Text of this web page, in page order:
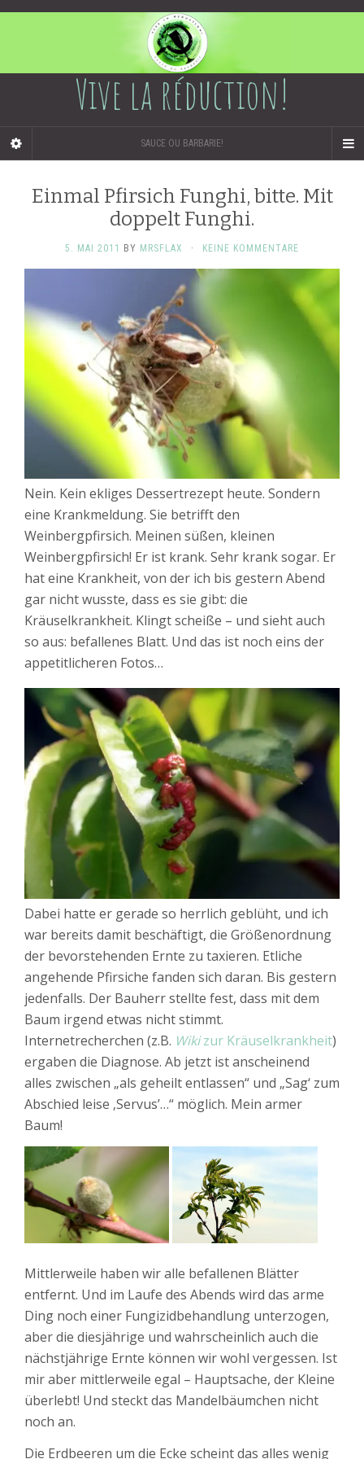
Vive la réduction!
SAUCE OU BARBARIE!
Einmal Pfirsich Funghi, bitte. Mit
doppelt Funghi.
5. MAI 2011 BY MRSFLAX · KEINE KOMMENTARE
Nein. Kein ekliges Dessertrezept heute. Sondern
eine Krankmeldung. Sie betrifft den
Weinbergpfirsich. Meinen süßen, kleinen
Weinbergpfirsich! Er ist krank. Sehr krank sogar. Er
hat eine Krankheit, von der ich bis gestern Abend
gar nicht wusste, dass es sie gibt: die
Kräuselkrankheit. Klingt scheiße – und sieht auch
so aus: befallenes Blatt. Und das ist noch eins der
appetitlicheren Fotos…
Dabei hatte er gerade so herrlich geblüht, und ich
war bereits damit beschäftigt, die Größenordnung
der bevorstehenden Ernte zu taxieren. Etliche
angehende Pfirsiche fanden sich daran. Bis gestern
jedenfalls. Der Bauherr stellte fest, dass mit dem
Baum irgend etwas nicht stimmt.
Internetrecherchen (z.B. Wikizur Kräuselkrankheit)
ergaben die Diagnose. Ab jetzt ist anscheinend
alles zwischen „als geheilt entlassen“ und „Sag‘ zum
Abschied leise ‚Servus’…“ möglich. Mein armer
Baum!
Mittlerweile haben wir alle befallenen Blätter
entfernt. Und im Laufe des Abends wird das arme
Ding noch einer Fungizidbehandlung unterzogen,
aber die diesjährige und wahrscheinlich auch die
nächstjährige Ernte können wir wohl vergessen. Ist
mir aber mittlerweile egal – Hauptsache, der Kleine
überlebt! Und steckt das Mandelbäumchen nicht
noch an.
Die Erdbeeren um die Ecke scheint das alles wenig